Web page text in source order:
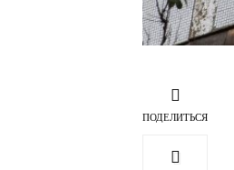
ПОДЕЛИТЬСЯ